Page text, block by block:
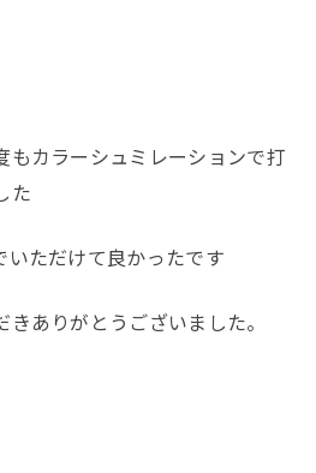
もカラーシュミレーションで打
た
ただけて良かったです
ありがとうございました。